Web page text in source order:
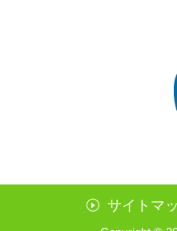
サイトマ